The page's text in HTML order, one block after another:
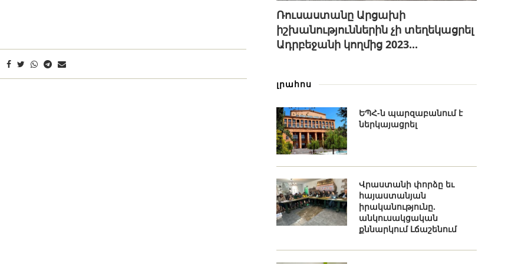
Ռուսաստանը Արցախի
իշխանություններին չի տեղեկացրել
Ադրբեջանի կողմից 2023...
լրահոս
ԵՊՀ-ն պարզաբանում է
ներկայացրել
Վրաստանի փորձը եւ
հայաստանյան
իրականությունը.
անկուսակցական
քննարկում Լճաշենում